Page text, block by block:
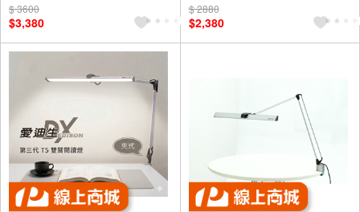
$ 3600
$3,380
$ 2880
$2,380